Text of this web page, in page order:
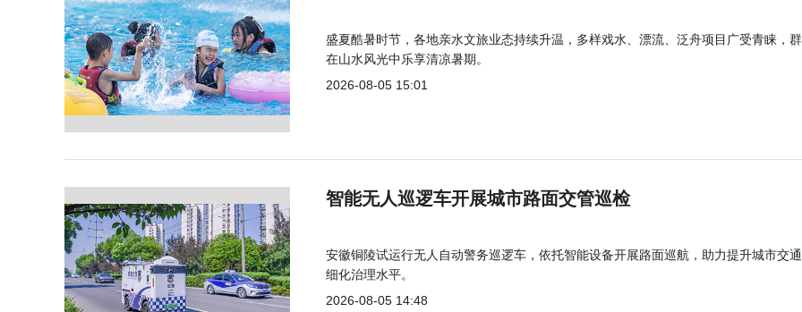
盛夏酷暑时节，各地亲水文旅业态持续升温，多样戏水、漂流、泛舟项目广受青睐，
在山水风光中乐享清凉暑期。
2026-08-05 15:01
智能无人巡逻车开展城市路面交管巡检
安徽铜陵试运行无人自动警务巡逻车，依托智能设备开展路面巡航，助力提升城市交
细化治理水平。
2026-08-05 14:48